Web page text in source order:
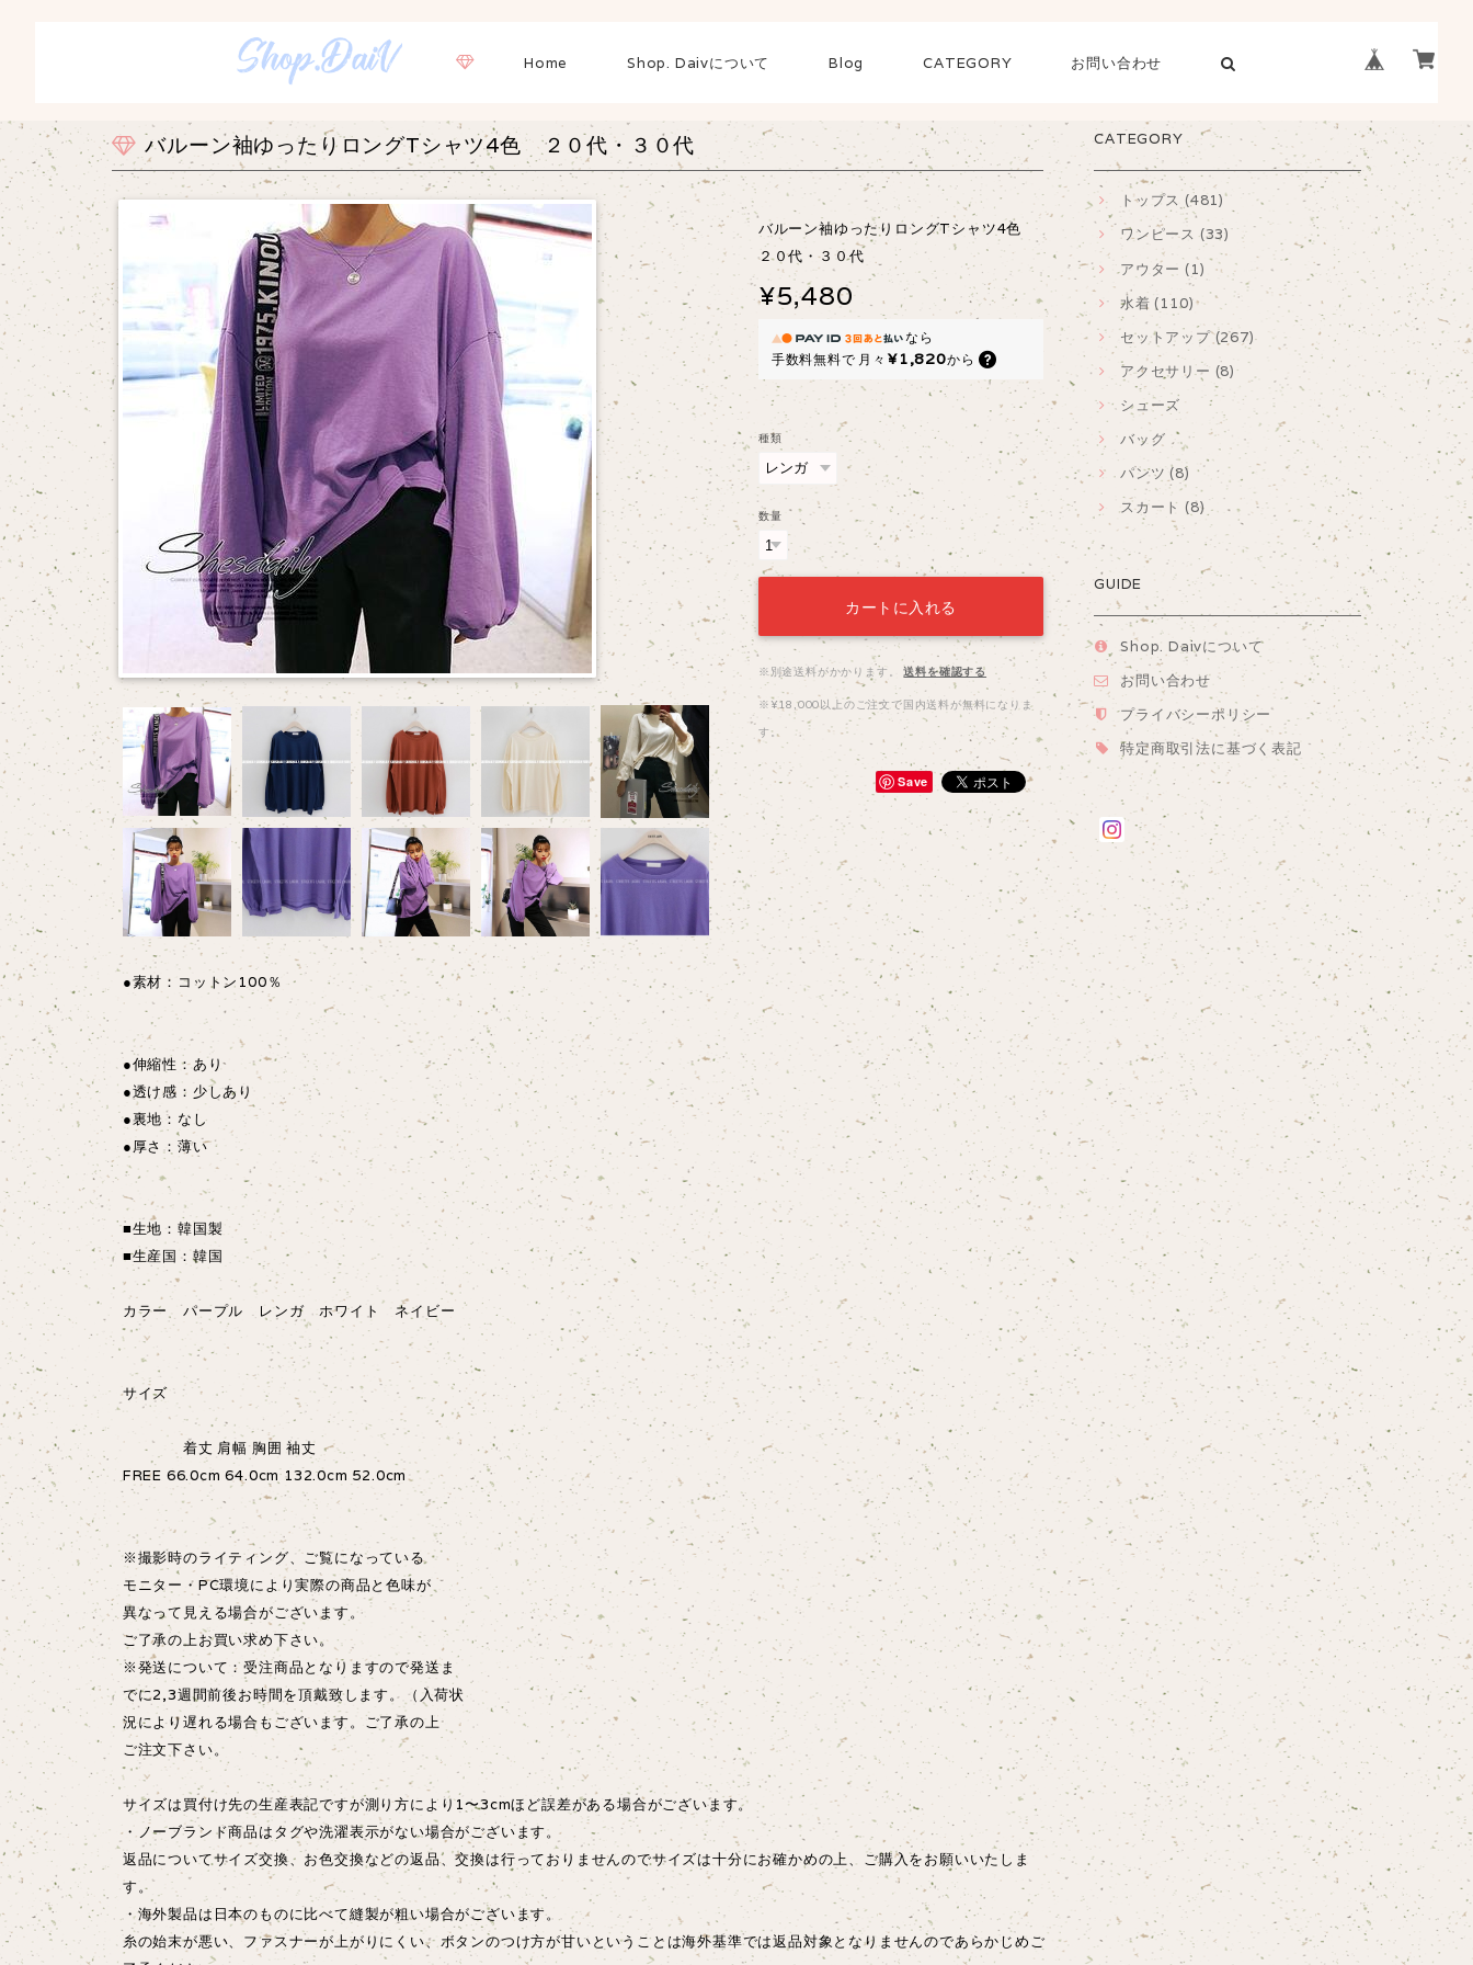
Home Shop. Daivについて Blog CATEGORY お問い合わせ
バルーン袖ゆったりロングTシャツ4色 ２０代・３０代
バルーン袖ゆったりロングTシャツ4色
２０代・３０代
¥5,480
なら
手数料無料で 月々 ¥1,820から
種類
数量
カートに入れる
※別途送料がかかります。 送料を確認する
※¥18,000以上のご注文で国内送料が無料になりま
す。
Save
●素材：コットン100％
●伸縮性：あり
●透け感：少しあり
●裏地：なし
●厚さ：薄い
■生地：韓国製
■生産国：韓国
カラー パープル レンガ ホワイト ネイビー
サイズ
着丈 肩幅 胸囲 袖丈
FREE 66.0cm 64.0cm 132.0cm 52.0cm
※撮影時のライティング、ご覧になっている
モニター・PC環境により実際の商品と色味が
異なって見える場合がございます。
ご了承の上お買い求め下さい。
※発送について：受注商品となりますので発送ま
でに2,3週間前後お時間を頂戴致します。（入荷状
況により遅れる場合もございます。ご了承の上
ご注文下さい。
サイズは買付け先の生産表記ですが測り方により1〜3cmほど誤差がある場合がございます。
・ノーブランド商品はタグや洗濯表示がない場合がございます。
返品についてサイズ交換、お色交換などの返品、交換は行っておりませんのでサイズは十分にお確かめの上、ご購入をお願いいたしま
す。
・海外製品は日本のものに比べて縫製が粗い場合がございます。
糸の始末が悪い、ファスナーが上がりにくい、ボタンのつけ方が甘いということは海外基準では返品対象となりませんのであらかじめご
CATEGORY
トップス (481)
ワンピース (33)
アウター (1)
水着 (110)
セットアップ (267)
アクセサリー (8)
シューズ
バッグ
パンツ (8)
スカート (8)
GUIDE
Shop. Daivについて
お問い合わせ
プライバシーポリシー
特定商取引法に基づく表記